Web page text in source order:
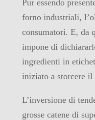
Pur essendo
forno industriali,
consumatori. E, da
impone di
ingredienti in
iniziato a storcere il
L’inversione di
grosse catene di